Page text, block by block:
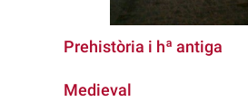
Prehistòria i hª antiga
Medieval